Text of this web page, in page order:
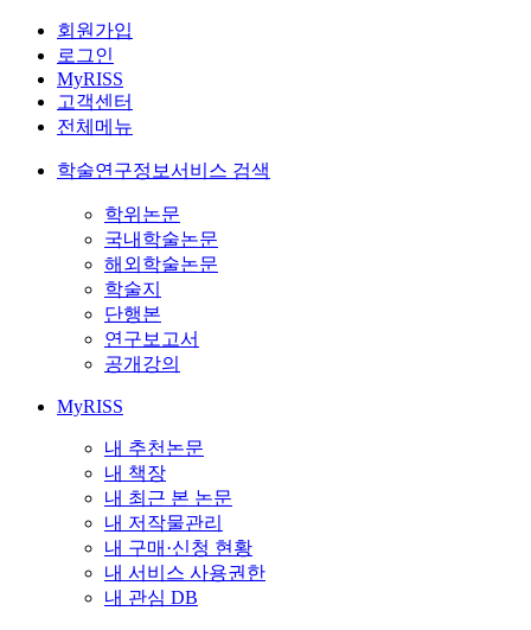
회원가입
로그인
MyRISS
고객센터
전체메뉴
학술연구정보서비스 검색
학위논문
국내학술논문
해외학술논문
학술지
단행본
연구보고서
공개강의
MyRISS
내 추천논문
내 책장
내 최근 본 논문
내 저작물관리
내 구매·신청 현황
내 서비스 사용권한
내 관심 DB